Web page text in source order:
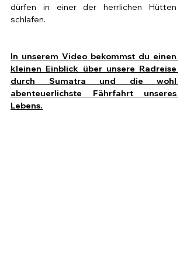
dürfen in einer der herrlichen Hütten
schlafen.
In unserem Video bekommst du einen
kleinen Einblick über unsere Radreise
durch Sumatra und die wohl
abenteuerlichste Fährfahrt unseres
Lebens.